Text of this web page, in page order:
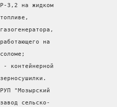
Р-3,2 на жидком
топливе,
газогенератора,
работающего на
соломе;
- контейнерной
зерносушилки.
РУП "Мозырский
завод сельско-